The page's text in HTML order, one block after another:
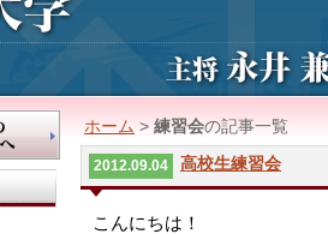
ホーム > 練習会の記事一覧
2012.09.04 高校生練習会
こんにちは！